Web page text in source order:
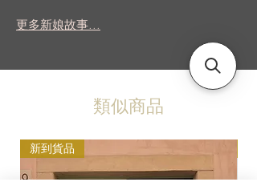
更多新娘故事...
類似商品
新到貨品